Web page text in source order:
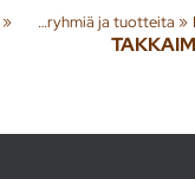
‪» Tuoteryhmiä ja tuotteita ‪»